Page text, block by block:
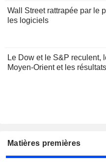
Wall Street rattrapée par le
les logiciels
Le Dow et le S&P reculent,
Moyen-Orient et les résultats
Matières premières